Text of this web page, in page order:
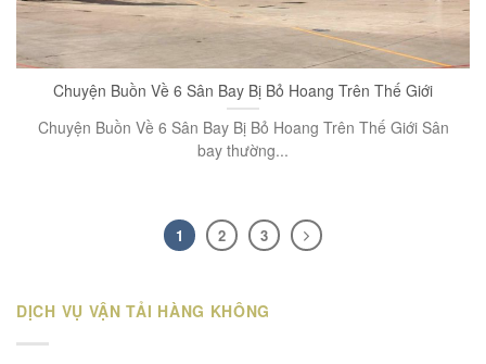
Chuyện Buồn Về 6 Sân Bay Bị Bỏ Hoang Trên Thế Giới
Chuyện Buồn Về 6 Sân Bay Bị Bỏ Hoang Trên Thế Giới Sân
bay thường...
1 2 3
DỊCH VỤ VẬN TẢI HÀNG KHÔNG